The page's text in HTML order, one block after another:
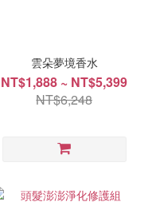
雲朵夢境香水
NT$1,888 ~ NT$5,399
NT$6,248